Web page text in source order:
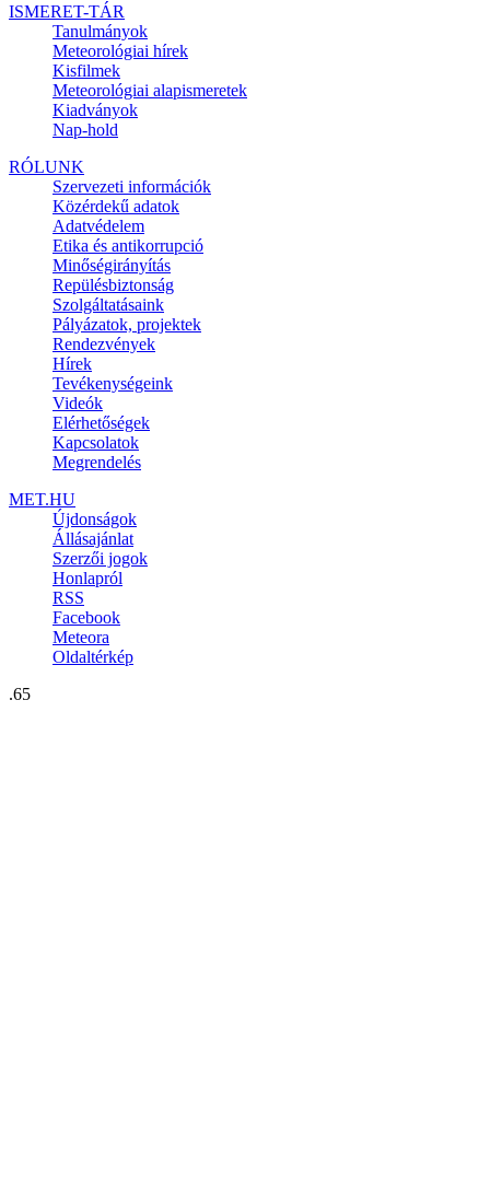
ISMERET-TÁR
Tanulmányok
Meteorológiai hírek
Kisfilmek
Meteorológiai alapismeretek
Kiadványok
Nap-hold
RÓLUNK
Szervezeti információk
Közérdekű adatok
Adatvédelem
Etika és antikorrupció
Minőségirányítás
Repülésbiztonság
Szolgáltatásaink
Pályázatok, projektek
Rendezvények
Hírek
Tevékenységeink
Videók
Elérhetőségek
Kapcsolatok
Megrendelés
MET.HU
Újdonságok
Állásajánlat
Szerzői jogok
Honlapról
RSS
Facebook
Meteora
Oldaltérkép
.65